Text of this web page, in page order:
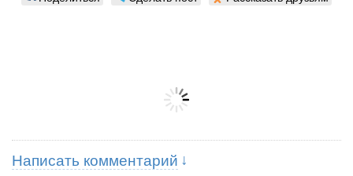
Написать комментарий